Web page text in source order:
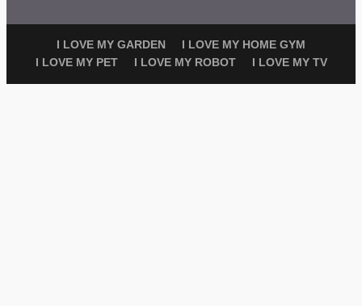
I LOVE MY GARDEN
I LOVE MY HOME GYM
I LOVE MY PET
I LOVE MY ROBOT I LOVE MY TV